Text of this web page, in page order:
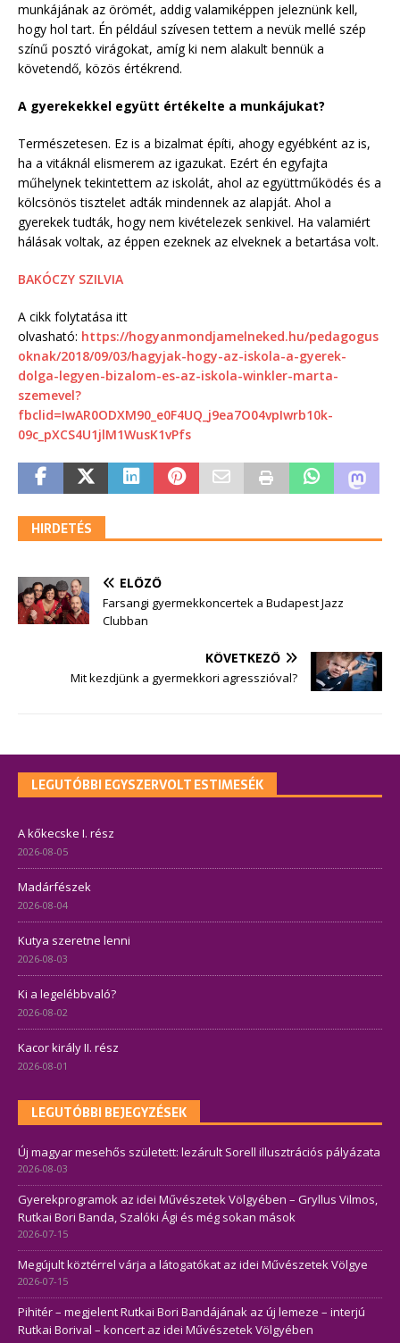
munkájának az örömét, addig valamiképpen jeleznünk kell,
hogy hol tart. Én például szívesen tettem a nevük mellé szép
színű posztó virágokat, amíg ki nem alakult bennük a
követendő, közös értékrend.
A gyerekekkel együtt értékelte a munkájukat?
Természetesen. Ez is a bizalmat építi, ahogy egyébként az is,
ha a vitáknál elismerem az igazukat. Ezért én egyfajta
műhelynek tekintettem az iskolát, ahol az együttműködés és a
kölcsönös tisztelet adták mindennek az alapját. Ahol a
gyerekek tudták, hogy nem kivételezek senkivel. Ha valamiért
hálásak voltak, az éppen ezeknek az elveknek a betartása volt.
BAKÓCZY SZILVIA
A cikk folytatása itt
olvasható: https://hogyanmondjamelneked.hu/pedagogus
oknak/2018/09/03/hagyjak-hogy-az-iskola-a-gyerek-
dolga-legyen-bizalom-es-az-iskola-winkler-marta-
szemevel?
fbclid=IwAR0ODXM90_e0F4UQ_j9ea7O04vpIwrb10k-
09c_pXCS4U1jlM1WusK1vPfs
HIRDETÉS
ELŐZŐ
Farsangi gyermekkoncertek a Budapest Jazz
Clubban
KÖVETKEZŐ
Mit kezdjünk a gyermekkori agresszióval?
LEGUTÓBBI EGYSZERVOLT ESTIMESÉK
A kőkecske I. rész
2026-08-05
Madárfészek
2026-08-04
Kutya szeretne lenni
2026-08-03
Ki a legelébbvaló?
2026-08-02
Kacor király II. rész
2026-08-01
LEGUTÓBBI BEJEGYZÉSEK
Új magyar mesehős született: lezárult Sorell illusztrációs pályázata
2026-08-03
Gyerekprogramok az idei Művészetek Völgyében – Gryllus Vilmos,
Rutkai Bori Banda, Szalóki Ági és még sokan mások
2026-07-15
Megújult köztérrel várja a látogatókat az idei Művészetek Völgye
2026-07-15
Pihitér – megjelent Rutkai Bori Bandájának az új lemeze – interjú
Rutkai Borival – koncert az idei Művészetek Völgyében